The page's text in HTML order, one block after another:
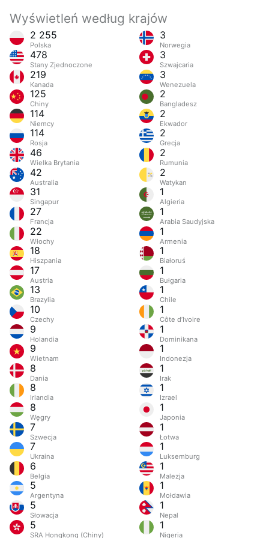
Wyświetleń według krajów
2 255
Polska
478
Stany Zjednoczone
219
Kanada
125
Chiny
114
Niemcy
114
Rosja
46
Wielka Brytania
42
Australia
31
Singapur
27
Francja
22
Włochy
18
Hiszpania
17
Austria
13
Brazylia
10
Czechy
9
Holandia
9
Wietnam
8
Dania
8
Irlandia
8
Węgry
7
Szwecja
7
Ukraina
6
Belgia
5
Argentyna
5
Słowacja
5
SRA Hongkong (Chiny)
3
Norwegia
3
Szwajcaria
3
Wenezuela
2
Bangladesz
2
Ekwador
2
Grecja
2
Rumunia
2
Watykan
1
Algieria
1
Arabia Saudyjska
1
Armenia
1
Białoruś
1
Bułgaria
1
Chile
1
Côte d’Ivoire
1
Dominikana
1
Indonezja
1
Irak
1
Izrael
1
Japonia
1
Łotwa
1
Luksemburg
1
Malezja
1
Mołdawia
1
Nepal
1
Nigeria